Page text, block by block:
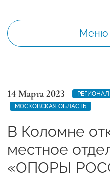
Меню
14 Марта 2023
МОСКОВСКАЯ ОБЛАСТЬ
В Коломне
местное
«ОПОРЫ